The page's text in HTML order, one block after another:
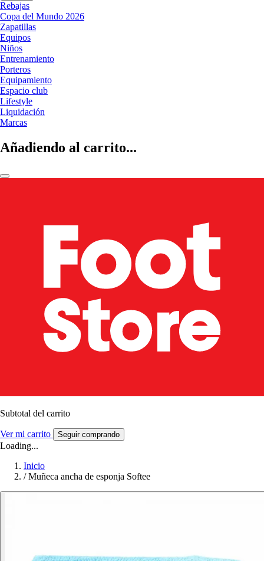
Rebajas
Copa del Mundo 2026
Zapatillas
Equipos
Niños
Entrenamiento
Porteros
Equipamiento
Espacio club
Lifestyle
Liquidación
Marcas
Añadiendo al carrito...
Subtotal del carrito
Ver mi carrito Seguir comprando
Loading...
Inicio
/ Muñeca ancha de esponja Softee